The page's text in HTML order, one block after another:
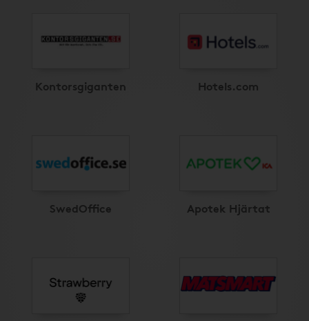
Kontorsgiganten Hotels.com
SwedOffice Apotek Hjärtat